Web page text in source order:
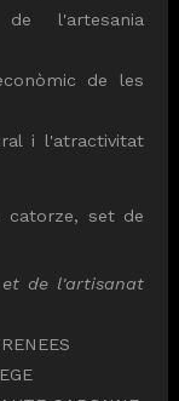
de l'artesania
de les
i l'atractivitat
catorze, set de
et de l'artisanat